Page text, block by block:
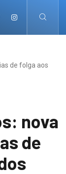
de folga aos
nova
de